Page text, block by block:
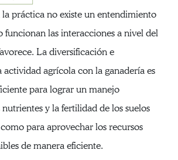
la práctica no existe un entendimiento
funcionan las interacciones a nivel del
La diversificación e
actividad agrícola con la ganadería es
para lograr un manejo
y la fertilidad de los suelos
para aprovechar los recursos
de manera eficiente.